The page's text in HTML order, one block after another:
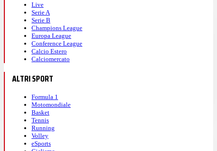
Live
Serie A
Serie B
Champions League
Europa League
Conference League
Calcio Estero
Calciomercato
ALTRI SPORT
Formula 1
Motomondiale
Basket
Tennis
Running
Volley
eSports